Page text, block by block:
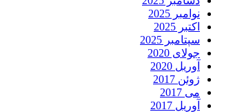
نوامبر 2025
اکتبر 2025
سپتامبر 2025
جولای 2020
آوریل 2020
ژوئن 2017
می 2017
آوریل 2017